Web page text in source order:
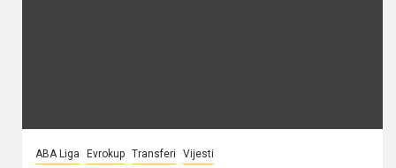
ABA Liga Evrokup Transferi Vijesti